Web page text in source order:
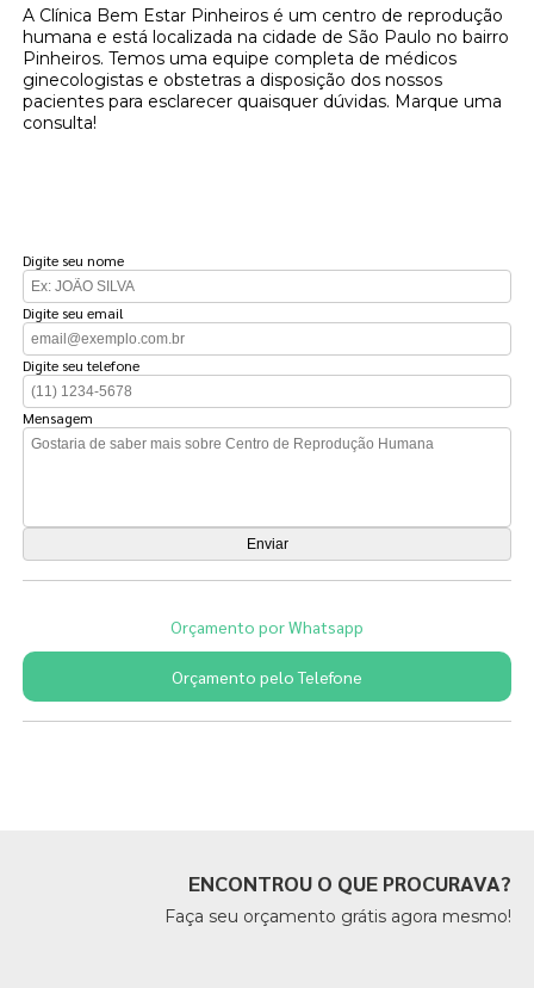
A Clínica Bem Estar Pinheiros é um centro de reprodução
humana e está localizada na cidade de São Paulo no bairro
Pinheiros. Temos uma equipe completa de médicos
ginecologistas e obstetras a disposição dos nossos
pacientes para esclarecer quaisquer dúvidas. Marque uma
consulta!
Digite seu nome
Digite seu email
Digite seu telefone
Mensagem
Orçamento por Whatsapp
Orçamento pelo Telefone
ENCONTROU O QUE PROCURAVA?
Faça seu orçamento grátis agora mesmo!